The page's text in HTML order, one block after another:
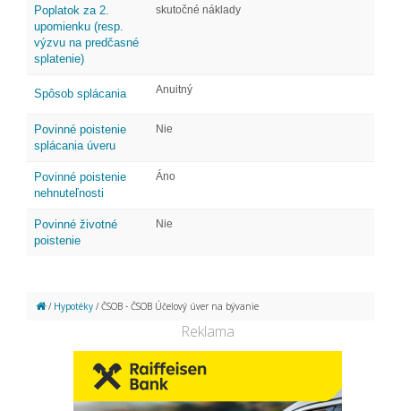
Poplatok za 2.
upomienku (resp.
výzvu na predčasné
splatenie)
skutočné náklady
Spôsob splácania Anuitný
Povinné poistenie
splácania úveru
Nie
Povinné poistenie
nehnuteľnosti
Áno
Povinné životné
poistenie
Nie
/ Hypotéky / ČSOB - ČSOB Účelový úver na bývanie
Reklama